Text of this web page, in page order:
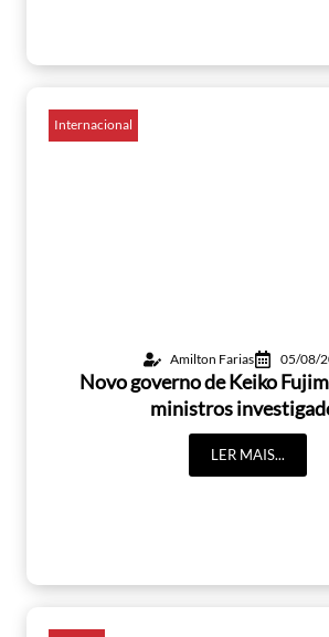
Internacional
Amilton Farias 05/08/
Novo governo de Keiko
ministros
LER MAIS...